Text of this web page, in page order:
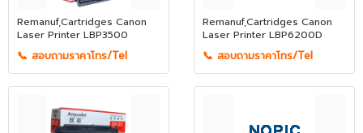
Remanuf,Cartridges Canon
Laser Printer LBP3500
📞 สอบถามราคาโทร/Tel
Remanuf,Cartridges Canon
Laser Printer LBP6200D
📞 สอบถามราคาโทร/Tel